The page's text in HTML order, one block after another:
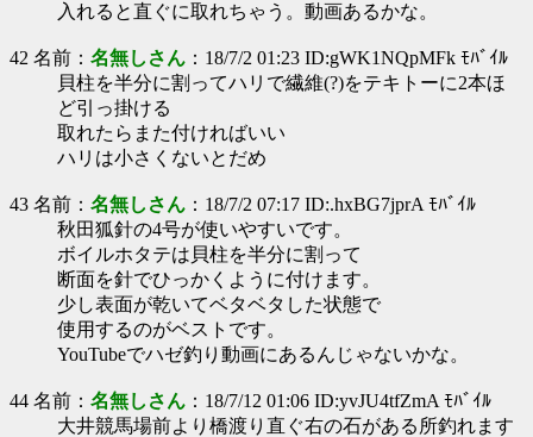
入れると直ぐに取れちゃう。動画あるかな。
42 名前： 名無しさん ：18/7/2 01:23 ID:gWK1NQpMFk ﾓﾊﾞｲﾙ
貝柱を半分に割ってハリで繊維(?)をテキトーに2本ほ
ど引っ掛ける
取れたらまた付ければいい
ハリは小さくないとだめ
43 名前： 名無しさん ：18/7/2 07:17 ID:.hxBG7jprA ﾓﾊﾞｲﾙ
秋田狐針の4号が使いやすいです。
ボイルホタテは貝柱を半分に割って
断面を針でひっかくように付けます。
少し表面が乾いてベタベタした状態で
使用するのがベストです。
YouTubeでハゼ釣り動画にあるんじゃないかな。
44 名前： 名無しさん ：18/7/12 01:06 ID:yvJU4tfZmA ﾓﾊﾞｲﾙ
大井競馬場前より橋渡り直ぐ右の石がある所釣れます